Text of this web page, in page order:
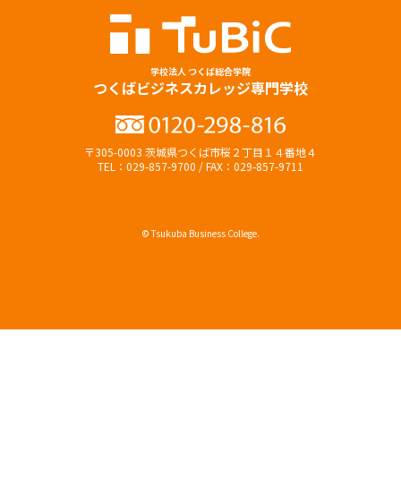
学校法人 つくば総合学院
つくばビジネスカレッジ専門学校
〒305-0003 茨城県つくば市桜２丁目１４番地４
TEL：029-857-9700 / FAX：029-857-9711
© Tsukuba Business College.